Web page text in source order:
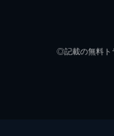
◎記載の無料ト